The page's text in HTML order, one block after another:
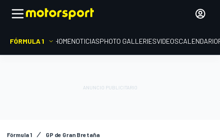
FÓRMULA 1 HOMENOTICIASPHOTO GALLERIESVIDEOSCALENDARIO
Fórmula 1 GP de Gran Bretaña